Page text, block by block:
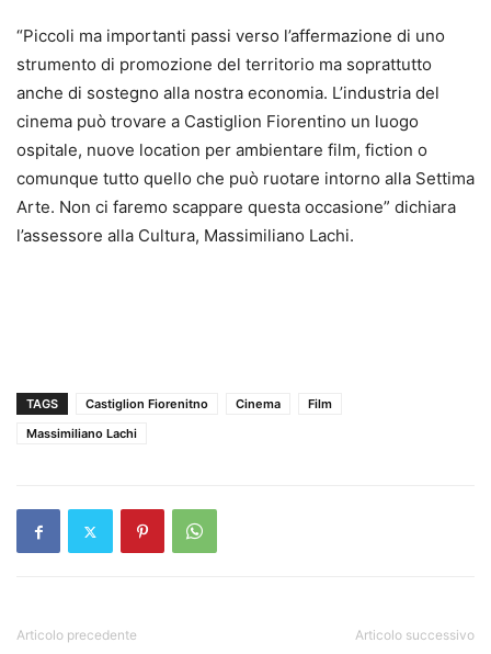
“Piccoli ma importanti passi verso l’affermazione di uno
strumento di promozione del territorio ma soprattutto
anche di sostegno alla nostra economia. L’industria del
cinema può trovare a Castiglion Fiorentino un luogo
ospitale, nuove location per ambientare film, fiction o
comunque tutto quello che può ruotare intorno alla Settima
Arte. Non ci faremo scappare questa occasione” dichiara
l’assessore alla Cultura, Massimiliano Lachi.
TAGS Castiglion Fiorenitno Cinema
Film
Massimiliano Lachi
Articolo precedente Articolo successivo